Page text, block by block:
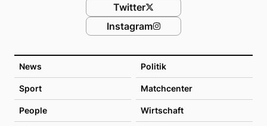
News Politik
Sport Matchcenter
People Wirtschaft
Twitter
Instagram